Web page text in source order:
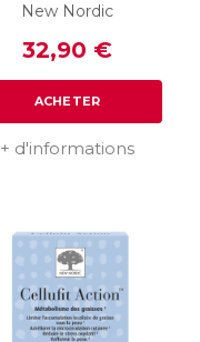
New Nordic
32,90 €
ACHETER
+ d'informations